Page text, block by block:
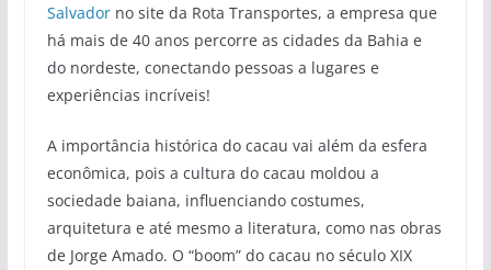
Salvadorno site da Rota Transportes, a empresa que
há mais de 40 anos percorre as cidades da Bahia e
do nordeste, conectando pessoas a lugares e
experiências incríveis!
A importância histórica do cacau vai além da esfera
econômica, pois a cultura do cacau moldou a
sociedade baiana, influenciando costumes,
arquitetura e até mesmo a literatura, como nas obras
de Jorge Amado. O “boom” do cacau no século XIX